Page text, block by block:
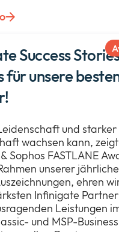
Success
für unsere
und starker
wachsen kann,
Sophos FASTLANE
unserer
ehren
Infinigate
Leistungen
und MSP-